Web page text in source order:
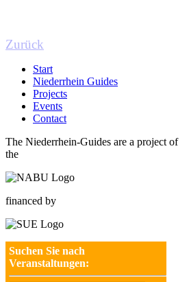
Zurück
Start
Niederrhein Guides
Projects
Events
Contact
The Niederrhein-Guides are a project of
the
financed by
Suchen Sie nach
Veranstaltungen: